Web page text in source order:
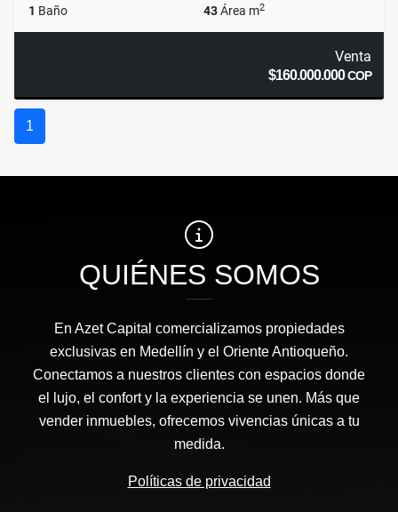
1 Baño 43Área m2
Venta
$160.000.000COP
1
QUIÉNES SOMOS
En Azet Capital comercializamos propiedades
exclusivas en Medellín y el Oriente Antioqueño.
Conectamos a nuestros clientes con espacios donde
el lujo, el confort y la experiencia se unen. Más que
vender inmuebles, ofrecemos vivencias únicas a tu
medida.
Políticas de privacidad